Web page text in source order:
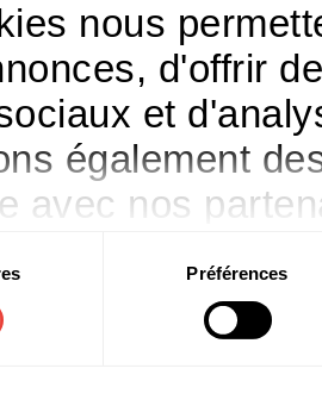
nous
d'offrir
et
également
avec nos
informations
lors de
Préférences